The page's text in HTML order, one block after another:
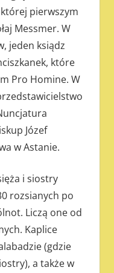
pierwszym
Messmer. W
jeden ksiądz
które
Pro Homine. W
Józef
w Astanie.
i siostry
rozsianych po
Liczą one od
Kaplice
(gdzie
a także w